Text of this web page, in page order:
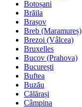
Botoșani
Brăila
Brașov
Breb (Maramureș)
Brezoi (Vâlcea)
Bruxelles
Bucov (Prahova)
București
Buftea
Buzău
Călărași
Câmpina